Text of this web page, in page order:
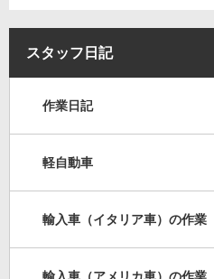
スタッフ日記
作業日記
軽自動車
輸入車（イタリア車）の作業